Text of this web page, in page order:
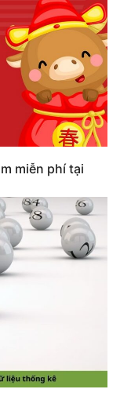
miễn phí tại